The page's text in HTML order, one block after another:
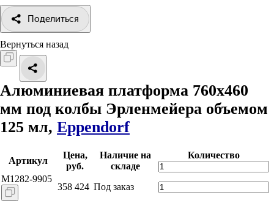
Поделиться
Вернуться назад
Алюминиевая платформа 760х460
мм под колбы Эрленмейера объемом
125 мл, Eppendorf
Артикул
Цена,
руб.
Наличие на
складе
Количество
M1282-9905
358 424 Под заказ